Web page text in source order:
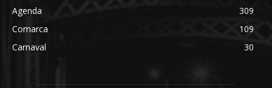
Agenda
309
Comarca
109
Carnaval
30